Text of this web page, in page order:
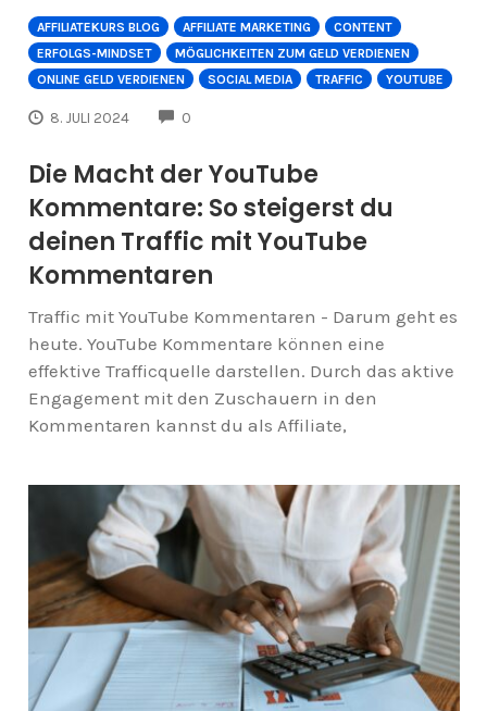
AFFILIATEKURS BLOG AFFILIATE MARKETING
CONTENT
ERFOLGS-MINDSET
MÖGLICHKEITEN ZUM GELD VERDIENEN
ONLINE GELD VERDIENEN
SOCIAL MEDIA TRAFFIC YOUTUBE
8. JULI 2024 0
Die Macht der YouTube
Kommentare: So steigerst du
deinen Traffic mit YouTube
Kommentaren
Traffic mit YouTube Kommentaren - Darum geht es
heute. YouTube Kommentare können eine
effektive Trafficquelle darstellen. Durch das aktive
Engagement mit den Zuschauern in den
Kommentaren kannst du als Affiliate,